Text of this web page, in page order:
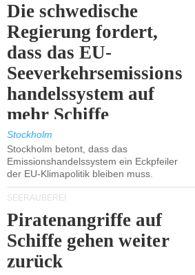
Die schwedische
Regierung fordert,
dass das EU-
Seeverkehrsemissions
handelssystem auf
mehr Schiffe
ausgeweitet wird.
Stockholm
Stockholm betont, dass das
Emissionshandelssystem ein Eckpfeiler
der EU-Klimapolitik bleiben muss.
SEERÄUBEREI
Piratenangriffe auf
Schiffe gehen weiter
zurück